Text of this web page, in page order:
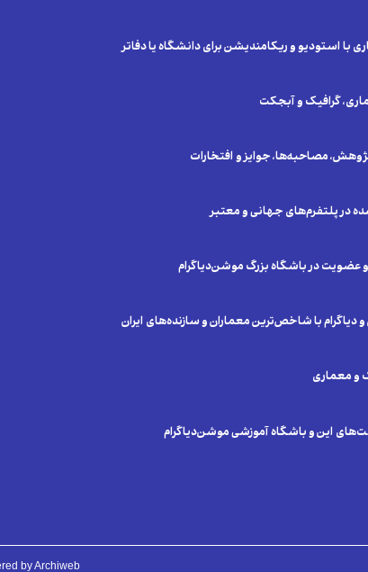
استودیو و ریکامندیشن برای دانشگاه یا دفاتر
گرافیک و آبجکت
مصاحبه‌ها، جوایز و افتخارات
در پلتفرم‌های جهانی و معتبر
عضویت در باشگاه بزرگ موشن‌دیاگرام
با شاخص‌ترین معماران و سازنده‌های ایران
و معماری
این و باشگاه آموزشی موشن‌دیاگرام